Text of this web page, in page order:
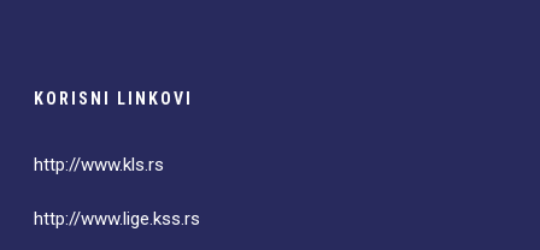
KORISNI LINKOVI
http://www.kls.rs
http://www.lige.kss.rs